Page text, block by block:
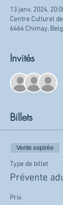
13 janv. 2024,
Centre Culturel
6464 Chimay,
Invités
Billets
Vente expirée
Type de billet
Prévente
Prix